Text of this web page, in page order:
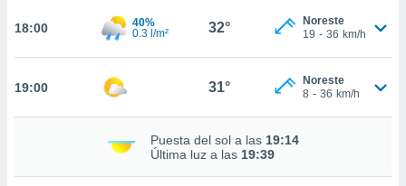
únicos
este sitio
18:00
40%
0.3 l/m²
32°
Noreste
19 - 36 km/h
19:00 31°
Noreste
8 - 36 km/h
Puesta del sol a las 19:14
Última luz a las 19:39